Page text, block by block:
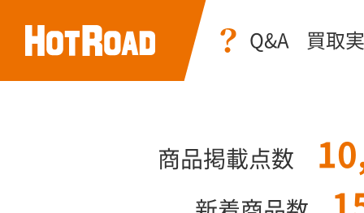
Q&A 買取
商品掲載点数